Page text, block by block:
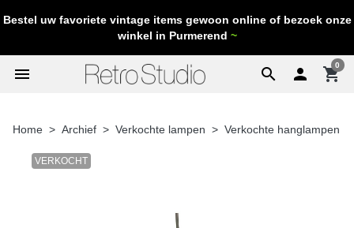
Bestel uw favoriete vintage items gewoon online of bezoek onze
winkel in Purmerend ~
search
menu  shopping_cart
0
Home Archief Verkochte lampen Verkochte hanglampen
VERKOCHT